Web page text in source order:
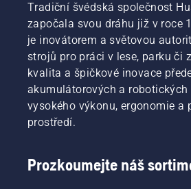
Tradiční švédská společnost
započala svou dráhu již v roce
je inovátorem a světovou
strojů pro práci v lese, parku či
kvalita a špičkové inovace
akumulátorových a robotických
vysokého výkonu, ergonomie a
prostředí.
Prozkoumejte náš